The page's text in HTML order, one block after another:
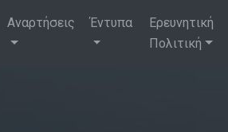
Αναρτήσεις Έντυπα
Ερευνητική
Πολιτική